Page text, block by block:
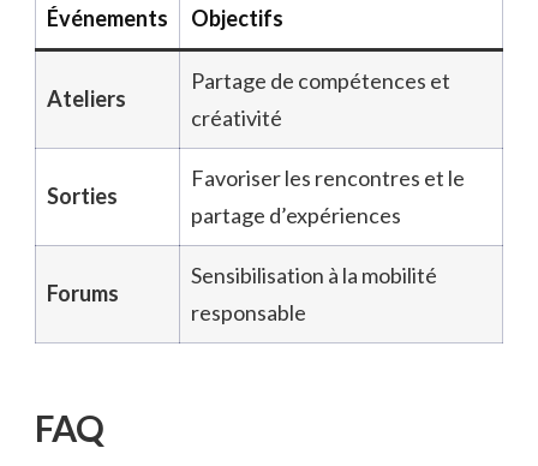
Événements Objectifs
Ateliers
Partage de compétences et
créativité
Sorties
Favoriser les rencontres et le
partage d’expériences
Forums
Sensibilisation à la mobilité
responsable
FAQ